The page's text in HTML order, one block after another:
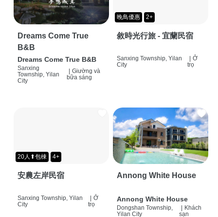
Dreams Come True
B&B
Dreams Come True B&B
Sanxing
Township, Yilan
City
Giường và
bữa sáng
晚鳥優惠 2+
敘時光行旅 - 宜蘭民宿
Sanxing Township, Yilan
City
| Ở
trọ
20人⬆包棟 4+
安農左岸民宿
Sanxing Township, Yilan
City
| Ở
trọ
Annong White House
Annong White House
Dongshan Township,
Yilan City
| Khách
sạn